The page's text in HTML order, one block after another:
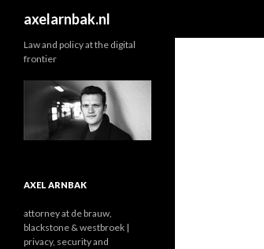
axelarnbak.nl
Law and policy at the digital
frontier
AXEL ARNBAK
attorney at de brauw,
blackstone & westbroek |
privacy, security and